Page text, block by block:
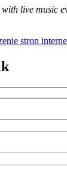
live music
stron